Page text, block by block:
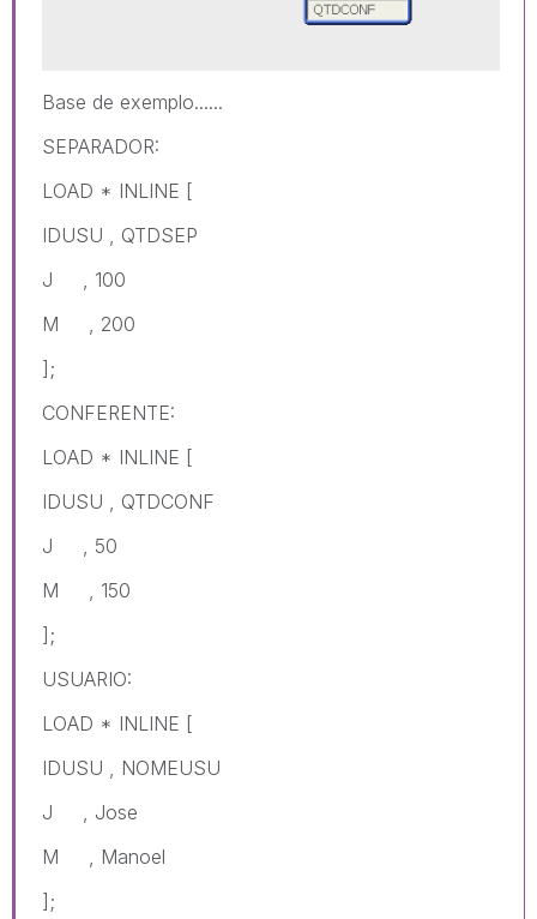
Base de exemplo......
SEPARADOR:
LOAD * INLINE [
IDUSU , QTDSEP
J , 100
M , 200
];
CONFERENTE:
LOAD * INLINE [
IDUSU , QTDCONF
J , 50
M , 150
];
USUARIO:
LOAD * INLINE [
IDUSU , NOMEUSU
J , Jose
M , Manoel
];